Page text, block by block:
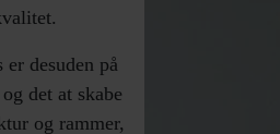
er desuden på
det at skabe
og rammer,